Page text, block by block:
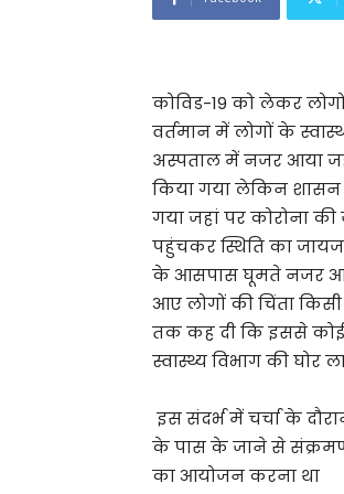
कोविड-19 को लेकर
वर्तमान में लोगों के
अस्पताल में नजर आया
किया गया लेकिन शासन
गया जहां पर कोरोना
पहुंचकर स्थिति का
के आसपास घूमते नजर आए
आए लोगों की चिंता किसी
तक कह दी कि इससे कोई
स्वास्थ्य विभाग की घोर
इस संदर्भ में चर्चा के
के पास के जाने से संक्रमण
का आयोजन करना था